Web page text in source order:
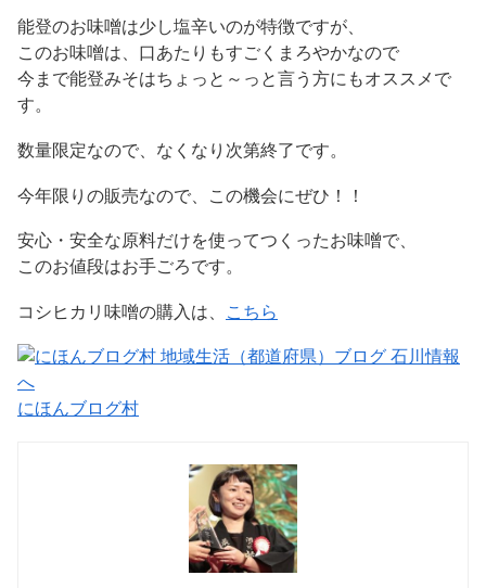
能登のお味噌は少し塩辛いのが特徴ですが、
このお味噌は、口あたりもすごくまろやかなので
今まで能登みそはちょっと～っと言う方にもオススメで
す。
数量限定なので、なくなり次第終了です。
今年限りの販売なので、この機会にぜひ！！
安心・安全な原料だけを使ってつくったお味噌で、
このお値段はお手ごろです。
コシヒカリ味噌の購入は、 こちら
にほんブログ村